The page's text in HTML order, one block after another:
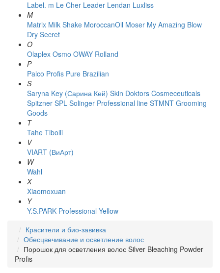
Label. m Le Cher Leader Lendan Luxliss
M
Matrix Milk Shake MoroccanOil Moser My Amazing Blow
Dry Secret
O
Olaplex Osmo OWAY Rolland
P
Palco Profis Pure Brazilian
S
Saryna Key (Сарина Кей) Skin Doktors Cosmeceuticals
Spitzner SPL Solinger Professional line STMNT Grooming
Goods
T
Tahe Tibolli
V
VIART (ВиАрт)
W
Wahl
X
Xiaomoxuan
Y
Y.S.PARK Professional Yellow
Красители и био-завивка
Обесцвечивание и осветление волос
Порошок для осветления волос Silver Bleaching Powder
Profis